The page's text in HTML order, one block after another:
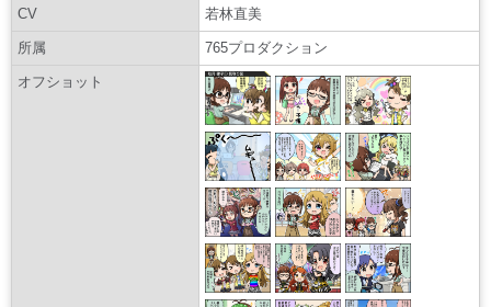
CV 若林直美
所属 765プロダクション
オフショット